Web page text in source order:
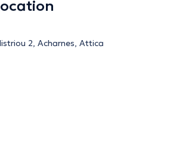
2, Acharnes, Attica